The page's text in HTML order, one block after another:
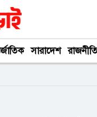
সারাদেশ রাজনীতি